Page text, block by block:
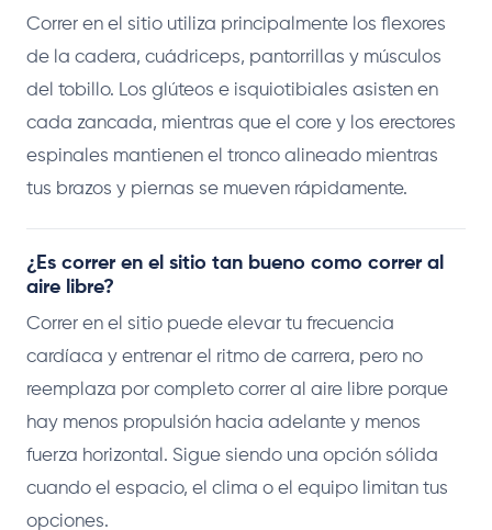
Correr en el sitio utiliza principalmente los flexores
de la cadera, cuádriceps, pantorrillas y músculos
del tobillo. Los glúteos e isquiotibiales asisten en
cada zancada, mientras que el core y los erectores
espinales mantienen el tronco alineado mientras
tus brazos y piernas se mueven rápidamente.
¿Es correr en el sitio tan bueno como correr al
aire libre?
Correr en el sitio puede elevar tu frecuencia
cardíaca y entrenar el ritmo de carrera, pero no
reemplaza por completo correr al aire libre porque
hay menos propulsión hacia adelante y menos
fuerza horizontal. Sigue siendo una opción sólida
cuando el espacio, el clima o el equipo limitan tus
opciones.